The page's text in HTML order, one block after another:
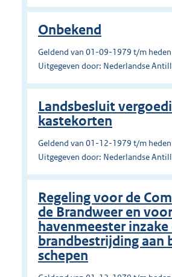
Onbekend
Geldend van 01-09-1979 t/m heden
Uitgegeven door: Nederlandse
Landsbesluit
kastekorten
Geldend van 01-12-1979 t/m heden
Uitgegeven door: Nederlandse
Regeling voor de
de Brandweer en
havenmeester inzake
brandbestrijding aan
schepen